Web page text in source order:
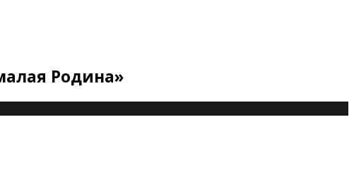
Родина»